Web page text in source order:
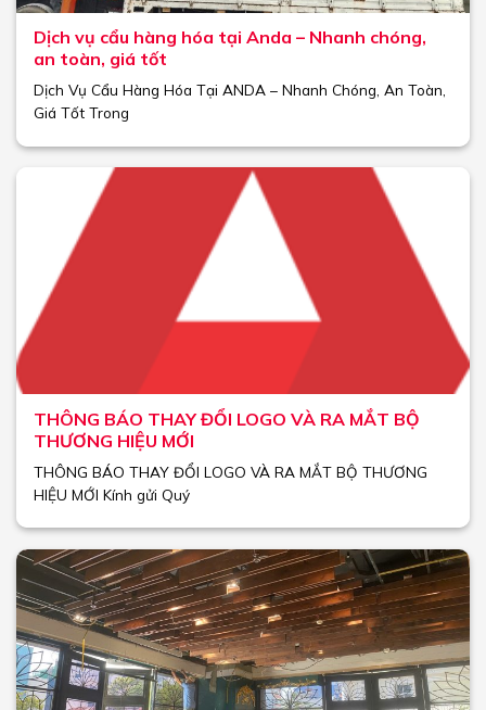
Dịch vụ cẩu hàng hóa tại Anda – Nhanh chóng,
an toàn, giá tốt
Dịch Vụ Cẩu Hàng Hóa Tại ANDA – Nhanh Chóng, An Toàn,
Giá Tốt Trong
THÔNG BÁO THAY ĐỔI LOGO VÀ RA MẮT BỘ
THƯƠNG HIỆU MỚI
THÔNG BÁO THAY ĐỔI LOGO VÀ RA MẮT BỘ THƯƠNG
HIỆU MỚI Kính gửi Quý